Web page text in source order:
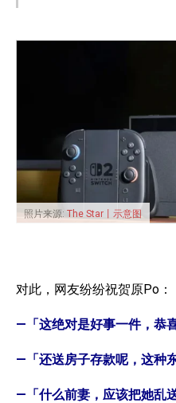
照片来源: The Star丨示意图
对此，网友纷纷祝贺原Po：
—「这绝对是好事一件，恭
—「还送房子存款呢，这种
—「什么前妻，应该把她乱